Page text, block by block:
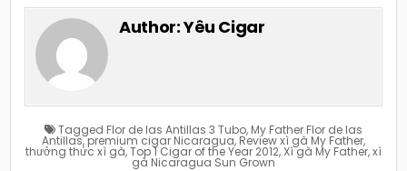
Author:Yêu Cigar
Tagged Flor de las Antillas 3 Tubo, My Father Flor de las
Antillas,premium cigar Nicaragua, Review xì gà My Father,
thưởng thức xì gà,Top 1 Cigar of the Year 2012,Xì gà My Father,xì
gà Nicaragua Sun Grown